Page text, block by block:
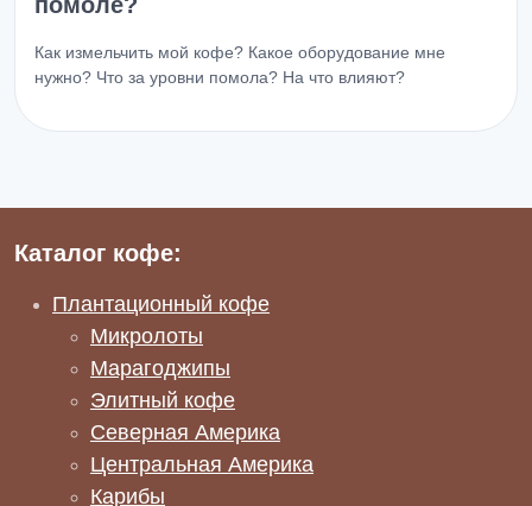
Как измельчить мой кофе? Какое оборудование мне
нужно? Что за уровни помола? На что влияют?
Каталог кофе:
Плантационный кофе
Микролоты
Марагоджипы
Элитный кофе
Северная Америка
Центральная Америка
Карибы